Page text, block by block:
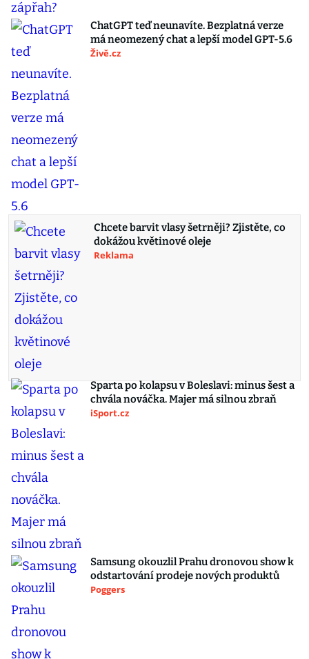
ChatGPT teď neunavíte. Bezplatná verze
má neomezený chat a lepší model GPT-5.6
Živě.cz
Chcete barvit vlasy šetrněji? Zjistěte, co
dokážou květinové oleje
Reklama
Sparta po kolapsu v Boleslavi: minus šest a
chvála nováčka. Majer má silnou zbraň
iSport.cz
Samsung okouzlil Prahu dronovou show k
odstartování prodeje nových produktů
Poggers